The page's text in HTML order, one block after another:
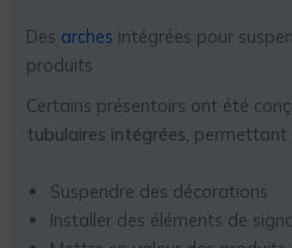
Des arches intégrées pour
produits
Certains présentoirs ont été
tubulaires intégrées, permettant
Suspendre des décorations
Installer des éléments de